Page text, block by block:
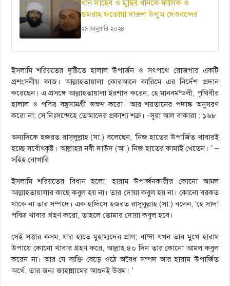
খান সাহেব ও মুহিব খানকে ফাসিক ও
গুমরাহ ফতোয়া দারুল উলুম দেওবন্দের
২৯ জানুয়ারি ২০২৪
ইসলামি শরিয়তের দৃষ্টিতে হালাল উপার্জন ও সৎপথে রোজগার একটি
প্রশংসনীয় কাজ। আল্লাহতায়ালা কোরআনে কারিমে এর নির্দেশ প্রদান
করেছেন। এ প্রসঙ্গে আল্লাহতায়ালা ইরশাদ করেন, হে মানবমন্ডলী, পৃথিবীর
হালাল ও পবিত্র বস্তুসামগ্রী ভক্ষণ করো। আর শয়তানের পদাঙ্ক অনুসরণ
করো না; সে নিঃসন্দেহে তোমাদের প্রকাশ্য শত্রু। -সূরা আল বাকারা : ১৬৮
অন্যদিকে হজরত রাসূলুল্লাহ (সা.) বলেছেন, ‘নিজ হাতের উপার্জিত খাবারই
হচ্ছে সর্বোৎকৃষ্ট। আল্লাহর নবী দাউদ (আ.) নিজ হাতের কামাই খেতেন। ’ –
সহিহ বোখারি
ইসলামি শরিয়তের বিধান হলো, হারাম উপার্জনকারীর কোনো আমল
আল্লাহতায়ালার কাছে কবুল হয় না। তার দোয়া কবুল হয় না। কোনো বরকত
থাকে না তার সম্পদে। এক হাদিসে হজরত রাসূলুল্লাহ (সা.) বলেন, ‘হে সাদ!
পবিত্র খাবার গ্রহণ করো, তাহলে তোমার দোয়া কবুল হবে।
সেই সত্তার কসম, যার হাতে মুহাম্মদের প্রাণ; বান্দা যখন তার মুখে হারাম
উপায়ে কোনো খাবার গ্রহণ করে, আল্লাহ ৪০ দিন তার কোনো আমল কবুল
করেন না। আর যে ব্যক্তি বেড়ে ওঠে অবৈধ সম্পদ আর হারাম উপার্জিত
অর্থে, তার জন্য জাহান্নামের আগুনই উত্তম। ’